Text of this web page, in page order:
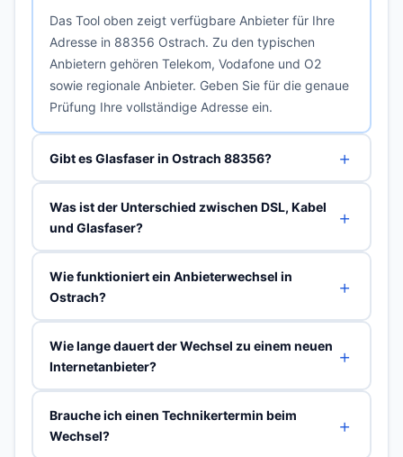
Das Tool oben zeigt verfügbare Anbieter für Ihre
Adresse in 88356 Ostrach. Zu den typischen
Anbietern gehören Telekom, Vodafone und O2
sowie regionale Anbieter. Geben Sie für die genaue
Prüfung Ihre vollständige Adresse ein.
Gibt es Glasfaser in Ostrach 88356?
Was ist der Unterschied zwischen DSL, Kabel
und Glasfaser?
Wie funktioniert ein Anbieterwechsel in
Ostrach?
Wie lange dauert der Wechsel zu einem neuen
Internetanbieter?
Brauche ich einen Technikertermin beim
Wechsel?